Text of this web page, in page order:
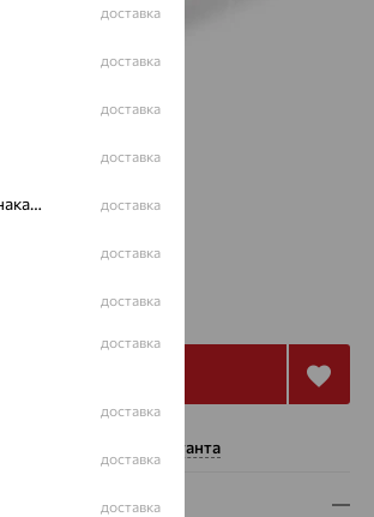
Нужна помощь консультанта
доставка
доставка
доставка
доставка
Актюбинский, Азнакаевский район доставка
доставка
доставка
доставка
доставка
доставка
доставка